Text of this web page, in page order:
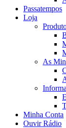
Passatempos
Loja
As
Minha Conta
Ouvir Rádio